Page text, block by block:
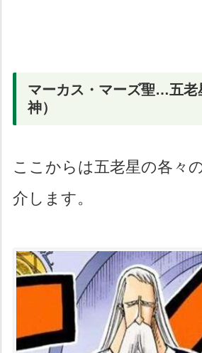
マーカス・マーズ聖…五老
神）
ここからは五老星の各々
介します。